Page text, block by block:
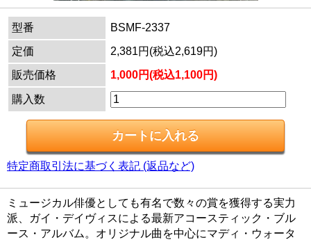
型番
BSMF-2337
定価
2,381円(税込2,619円)
販売価格
1,000円(税込1,100円)
購入数
特定商取引法に基づく表記 (返品など)
ミュージカル俳優としても有名で数々の賞を獲得する実力
派、ガイ・デイヴィスによる最新アコースティック・ブル
ース・アルバム。オリジナル曲を中心にマディ・ウォータ